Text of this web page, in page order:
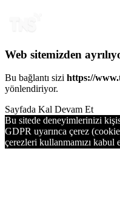
Web sitemizden
Bu bağlantı sizi https://
yönlendiriyor.
Sayfada Kal Devam Et
Bu sitede deneyimlerinizi
GDPR uyarınca çerez
çerezleri kullanmamızı kabul